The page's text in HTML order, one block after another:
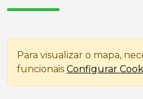
Para visualizar o mapa,
funcionais Configurar